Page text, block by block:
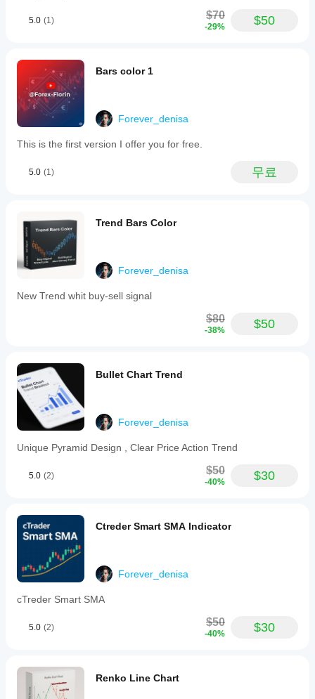
수
요?
다양
한
심벌
및
기간
에
를
적용
시장
조건
에서
지표
어떻
할
수
있습
니
다.
지
표
매
개
변
를
야
하
나
요?
매개
자신
의
전략
에
맞게
지표
조정
수
다.
5.0 (1) $70
-29% $50
Bars color 1
Forever_denisa
This is the first version I offer you for free.
5.0 (1) 무료
Trend Bars Color
Forever_denisa
New Trend whit buy-sell signal
$80
-38% $50
Bullet Chart Trend
Forever_denisa
Unique Pyramid Design , Clear Price Action Trend
5.0 (2) $50
-40% $30
Ctreder Smart SMA Indicator
Forever_denisa
cTreder Smart SMA
5.0 (2) $50
-40% $30
Renko Line Chart